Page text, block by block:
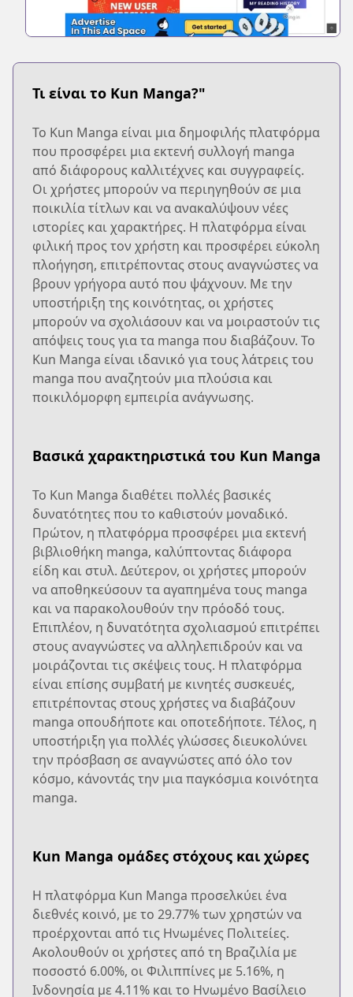
Τι είναι το Kun Manga?"
Το Kun Manga είναι μια δημοφιλής πλατφόρμα
που προσφέρει μια εκτενή συλλογή manga
από διάφορους καλλιτέχνες και συγγραφείς.
Οι χρήστες μπορούν να περιηγηθούν σε μια
ποικιλία τίτλων και να ανακαλύψουν νέες
ιστορίες και χαρακτήρες. Η πλατφόρμα είναι
φιλική προς τον χρήστη και προσφέρει εύκολη
πλοήγηση, επιτρέποντας στους αναγνώστες να
βρουν γρήγορα αυτό που ψάχνουν. Με την
υποστήριξη της κοινότητας, οι χρήστες
μπορούν να σχολιάσουν και να μοιραστούν τις
απόψεις τους για τα manga που διαβάζουν. Το
Kun Manga είναι ιδανικό για τους λάτρεις του
manga που αναζητούν μια πλούσια και
ποικιλόμορφη εμπειρία ανάγνωσης.
Βασικά χαρακτηριστικά του Kun Manga
Το Kun Manga διαθέτει πολλές βασικές
δυνατότητες που το καθιστούν μοναδικό.
Πρώτον, η πλατφόρμα προσφέρει μια εκτενή
βιβλιοθήκη manga, καλύπτοντας διάφορα
είδη και στυλ. Δεύτερον, οι χρήστες μπορούν
να αποθηκεύσουν τα αγαπημένα τους manga
και να παρακολουθούν την πρόοδό τους.
Επιπλέον, η δυνατότητα σχολιασμού επιτρέπει
στους αναγνώστες να αλληλεπιδρούν και να
μοιράζονται τις σκέψεις τους. Η πλατφόρμα
είναι επίσης συμβατή με κινητές συσκευές,
επιτρέποντας στους χρήστες να διαβάζουν
manga οπουδήποτε και οποτεδήποτε. Τέλος, η
υποστήριξη για πολλές γλώσσες διευκολύνει
την πρόσβαση σε αναγνώστες από όλο τον
κόσμο, κάνοντάς την μια παγκόσμια κοινότητα
manga.
Kun Manga ομάδες στόχους και χώρες
Η πλατφόρμα Kun Manga προσελκύει ένα
διεθνές κοινό, με το 29.77% των χρηστών να
προέρχονται από τις Ηνωμένες Πολιτείες.
Ακολουθούν οι χρήστες από τη Βραζιλία με
ποσοστό 6.00%, οι Φιλιππίνες με 5.16%, η
Ινδονησία με 4.11% και το Ηνωμένο Βασίλειο